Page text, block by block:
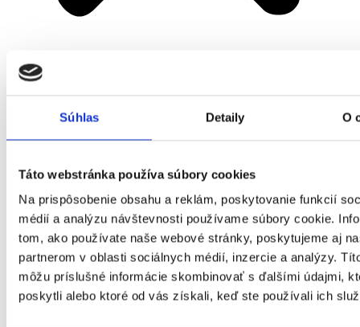
Súhlas Detaily O
Táto webstránka používa súbory cookies
Na prispôsobenie obsahu a reklám, poskytovanie funkcií
médií a analýzu návštevnosti používame súbory cookie.
tom, ako používate naše webové stránky, poskytujeme aj
partnerom v oblasti sociálnych médií, inzercie a analýzy.
môžu príslušné informácie skombinovať s ďalšími údajmi,
poskytli alebo ktoré od vás získali, keď ste používali ich